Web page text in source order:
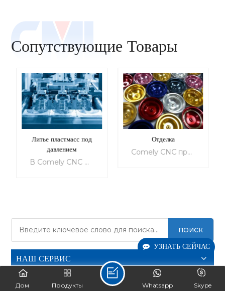
УЗНАТЬ СЕЙЧАС
Сопутствующие Товары
Литье пластмасс под
давлением
В Comely CNC мы гордимся своей способностью предлагать первоклассные услуги по литью пластмасс под давлением для предприятий в различных отраслях. Наша команда экспертов обладает знаниями и опытом, необходимыми для того, чтобы каждый проект, за который мы беремся, был адаптирован к конкретным потребностям наших клиентов. Мы инвестировали в самое современное оборудование и технологии, чтобы гарантировать, что наши внутренние мощности всегда на должном уровне, что позволяет нам предлагать быстрое литье под давлением и производство по требованию.
БОЛЬШЕ
Отделка
Comely CNC предоставляет широкий спектр услуг по чистовой обработке для повышения качества ваших деталей. Наши услуги адаптированы для удовлетворения ваших конкретных потребностей, будь то внешний вид, механические, тепловые, электрические или другие функциональные требования. Мы предлагаем широкий спектр стандартных и индивидуальных отделочных услуг для всех типов материалов, включая пластик и металл. Наши услуги предназначены для защиты текстуры поверхности ваших деталей и улучшения их функциональности и эргономики, что делает их более подходящими для повседневного использования. Выберите один из наших различных вариантов отделки, включая 3D-печать, литье под давлением, литье под давлением, детали из листового металла, вакуумное литье и экструдированный алюминий, чтобы придать вашим продуктам идеальный завершающий штрих.
УЗНАТЬ
ПОИСК
НАШ СЕРВИС
Дом Продукты Skype
Whatsapp